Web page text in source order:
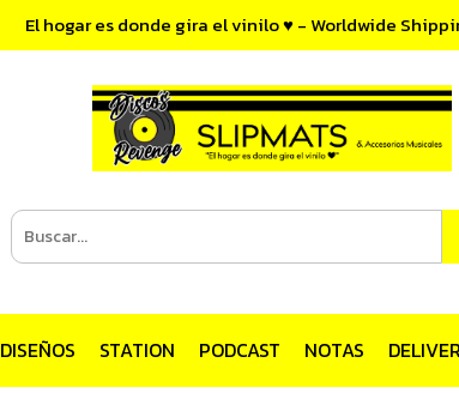
El hogar es donde gira el vinilo ♥ - Worldwide
DISEÑOS STATION PODCAST NOTAS